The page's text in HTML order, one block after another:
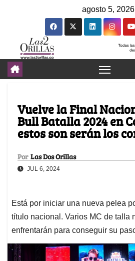
agosto 5, 2026
Vuelve la Final
Bull Batalla 2024 en
estos son serán los
Por Las Dos Orillas
JUL 6, 2024
Está por iniciar una nueva pelea
título nacional. Varios MC de talla
enfrentarán para conseguir su